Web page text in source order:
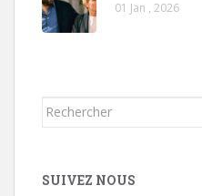
01 Jan , 2026
Rechercher...
SUIVEZ NOUS